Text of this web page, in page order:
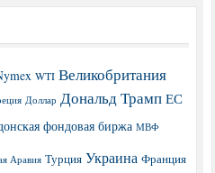
WTI Великобритания
Доллар Дональд Трамп ЕС
фондовая биржа МВФ
Аравия Турция Украина Франция